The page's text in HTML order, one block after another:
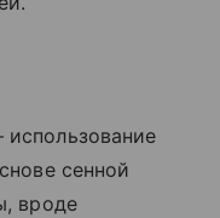
сенной
вроде